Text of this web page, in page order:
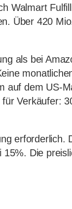
Walmart
Über 420
als bei
auf dem US-
Verkäufer:
erforderlich.
Die